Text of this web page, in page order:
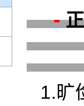
-
1.旷